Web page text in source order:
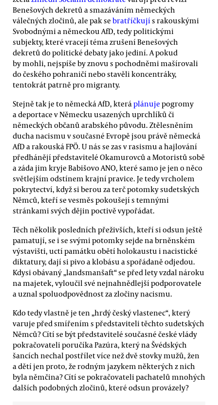
Benešových dekretů a smazáváním německých
válečných zločinů, ale pak se bratříčkují s rakouskými
Svobodnými a německou AfD, tedy politickými
subjekty, které vracejí téma zrušení Benešových
dekretů do politické debaty jako jediní. A pokud
by mohli, nejspíše by znovu s pochodněmi mašírovali
do českého pohraničí nebo stavěli koncentráky,
tentokrát patrně pro migranty.
Stejně tak je to německá AfD, která plánuje pogromy
a deportace v Německu usazených uprchlíků či
německých občanů arabského původu. Ztělesněním
ducha nacismu v současné Evropě jsou právě německá
AfD a rakouská FPÖ. U nás se zas v rasismu a hajlování
předhánějí představitelé Okamurovců a Motoristů sobě
a záda jim kryje Babišovo ANO, které samo je jen o něco
světlejším odstínem krajní pravice. Je tedy vrcholem
pokrytectví, když si berou za terč potomky sudetských
Němců, kteří se vesměs pokoušejí s temnými
stránkami svých dějin poctivě vypořádat.
Těch několik posledních přeživších, kteří si odsun ještě
pamatují, se i se svými potomky sejde na brněnském
výstavišti, uctí památku obětí holokaustu i nacistické
diktatury, dají si pivo a klobásu a spořádaně odjedou.
Kdysi obávaný „landsmanšaft“ se před lety vzdal nároku
na majetek, vyloučil své nejnahnědlejší podporovatele
a uznal spoluodpovědnost za zločiny nacismu.
Kdo tedy vlastně je ten „hrdý český vlastenec“, který
varuje před smířením s představiteli těchto sudetských
Němců? Cítí se být představitelé současné české vlády
pokračovateli poručíka Pazúra, který na Švédských
šancích nechal postřílet více než dvě stovky mužů, žen
a dětí jen proto, že rodným jazykem některých z nich
byla němčina? Cítí se pokračovateli pachatelů mnohých
dalších podobných zločinů, které odsun provázely?